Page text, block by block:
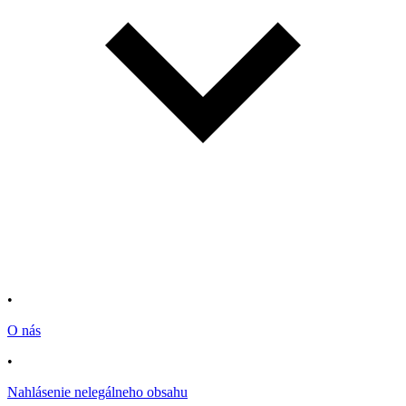
•
O nás
•
Nahlásenie nelegálneho obsahu